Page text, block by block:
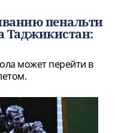
пенальти
Таджикистан:
может перейти в